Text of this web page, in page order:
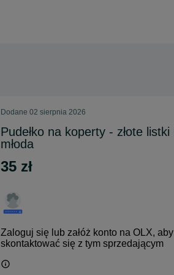
Dodane 02 sierpnia 2026
Pudełko na koperty - złote
młoda
35 zł
Zaloguj się lub załóż konto na OLX, aby
skontaktować się z tym sprzedającym